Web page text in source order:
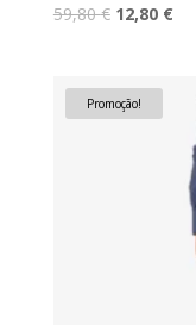
59,80€ O
era:
59,80 €.
12,80 €O
Promoção!